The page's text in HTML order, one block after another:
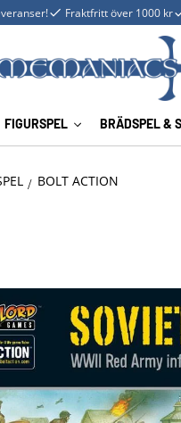
Fraktfritt över 1000 kr
FIGURSPEL BRÄDSPEL &
BOLT ACTION